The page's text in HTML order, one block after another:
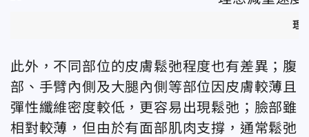
理
此外，不同部位的皮膚鬆弛程度也有差異；腹
部、手臂內側及大腿內側等部位因皮膚較薄且
彈性纖維密度較低，更容易出現鬆弛；臉部雖
相對較薄，但由於有面部肌肉支撐，通常鬆弛